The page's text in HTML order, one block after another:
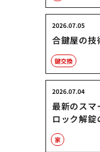
合鍵屋の技
2026.07.05
鍵交換
最新のスマ
ロック解錠
2026.07.04
家